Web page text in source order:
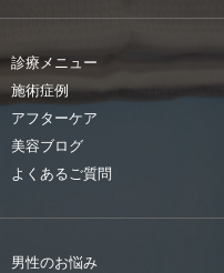
診療メニュー
施術症例
アフターケア
美容ブログ
よくあるご質問
男性のお悩み